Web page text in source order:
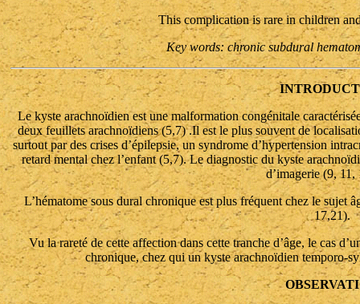
This complication is rare in children
Key words: chronic subdural
Le kyste arachnoïdien est une malformation congénitale
deux feuillets arachnoïdiens (5,7) .Il est le plus souvent de
surtout par des crises d’épilepsie, un syndrome d’hypertension
retard mental chez l’enfant (5,7). Le diagnostic du kyste
d’imagerie (9, 11,
L’hématome sous dural chronique est plus fréquent chez le sujet
17,21).
Vu la rareté de cette affection dans cette tranche d’âge, le cas
chronique, chez qui un kyste arachnoïdien temporo-